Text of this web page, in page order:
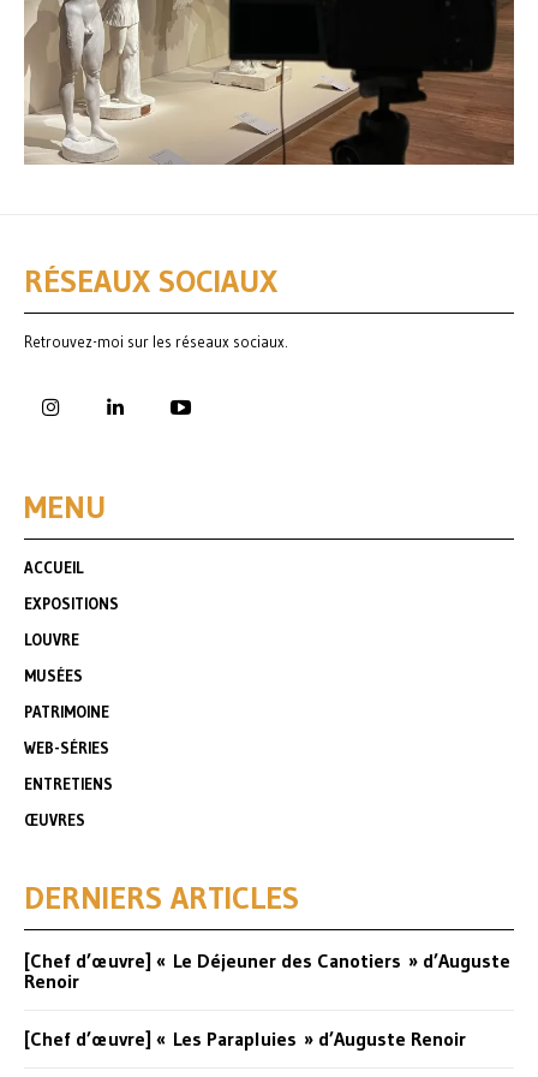
RÉSEAUX SOCIAUX
Retrouvez-moi sur les réseaux sociaux.
MENU
ACCUEIL
EXPOSITIONS
LOUVRE
MUSÉES
PATRIMOINE
WEB-SÉRIES
ENTRETIENS
ŒUVRES
DERNIERS ARTICLES
[Chef d’œuvre] « Le Déjeuner des Canotiers » d’Auguste
Renoir
[Chef d’œuvre] « Les Parapluies » d’Auguste Renoir